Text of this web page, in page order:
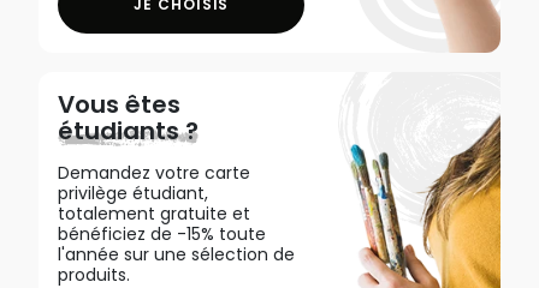
JE CHOISIS
Vous êtes
étudiants ?
Demandez votre carte
privilège étudiant,
totalement gratuite et
bénéficiez de -15% toute
l'année sur une sélection de
produits.